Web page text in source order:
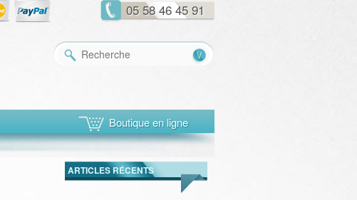
05 58 46 45 91
Boutique en ligne
ARTICLES RÉCENTS